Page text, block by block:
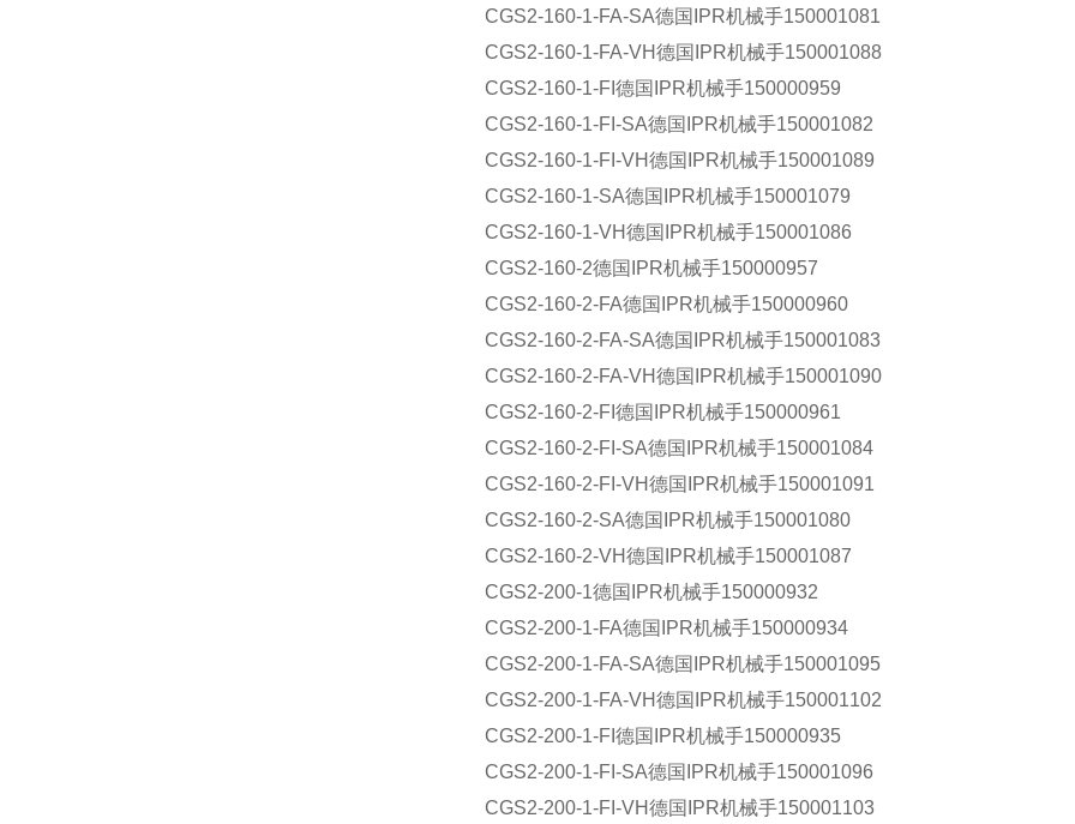
CGS2-160-1-FA-SA德国IPR机械手150001081
CGS2-160-1-FA-VH德国IPR机械手150001088
CGS2-160-1-FI德国IPR机械手150000959
CGS2-160-1-FI-SA德国IPR机械手150001082
CGS2-160-1-FI-VH德国IPR机械手150001089
CGS2-160-1-SA德国IPR机械手150001079
CGS2-160-1-VH德国IPR机械手150001086
CGS2-160-2德国IPR机械手150000957
CGS2-160-2-FA德国IPR机械手150000960
CGS2-160-2-FA-SA德国IPR机械手150001083
CGS2-160-2-FA-VH德国IPR机械手150001090
CGS2-160-2-FI德国IPR机械手150000961
CGS2-160-2-FI-SA德国IPR机械手150001084
CGS2-160-2-FI-VH德国IPR机械手150001091
CGS2-160-2-SA德国IPR机械手150001080
CGS2-160-2-VH德国IPR机械手150001087
CGS2-200-1德国IPR机械手150000932
CGS2-200-1-FA德国IPR机械手150000934
CGS2-200-1-FA-SA德国IPR机械手150001095
CGS2-200-1-FA-VH德国IPR机械手150001102
CGS2-200-1-FI德国IPR机械手150000935
CGS2-200-1-FI-SA德国IPR机械手150001096
CGS2-200-1-FI-VH德国IPR机械手150001103